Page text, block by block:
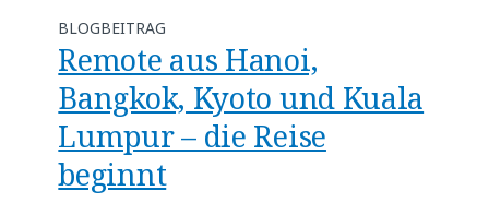
BLOGBEITRAG
Remote aus Hanoi,
Bangkok, Kyoto und Kuala
Lumpur – die Reise
beginnt